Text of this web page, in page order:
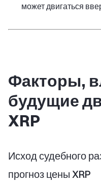
может двигаться
Факторы,
будущие
XRP
Исход судебного
прогноз цены XRP